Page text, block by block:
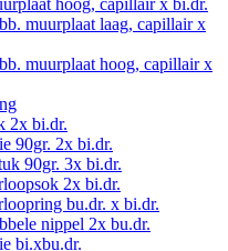
hoog, capillair x bi.dr.
muurplaat laag, capillair x
muurplaat hoog, capillair x
2x bi.dr.
90gr. 2x bi.dr.
90gr. 3x bi.dr.
2x bi.dr.
bu.dr. x bi.dr.
nippel 2x bu.dr.
bi.xbu.dr.